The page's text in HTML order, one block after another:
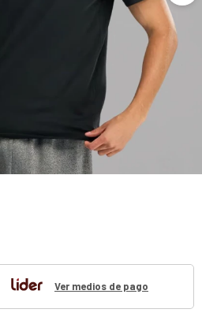
Ver medios de pago